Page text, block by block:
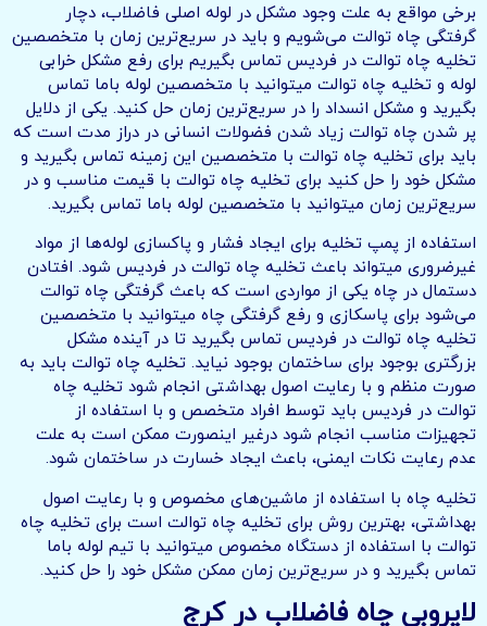
برخی مواقع به علت وجود مشکل در لوله اصلی فاضلاب، دچار
گرفتگی چاه توالت می‌شویم و باید در سریع‌ترین زمان با متخصصین
تخلیه چاه توالت در فردیس تماس بگیریم برای رفع مشکل خرابی
لوله و تخلیه چاه توالت میتوانید با متخصصین لوله باما تماس
بگیرید و مشکل انسداد را در سریع‌ترین زمان حل کنید. یکی از دلایل
پر شدن چاه توالت زیاد شدن فضولات انسانی در دراز مدت است که
باید برای تخلیه چاه توالت با متخصصین این زمینه تماس بگیرید و
مشکل خود را حل کنید برای تخلیه چاه توالت با قیمت مناسب و در
سریع‌ترین زمان میتوانید با متخصصین لوله باما تماس بگیرید.
استفاده از پمپ تخلیه برای ایجاد فشار و پاکسازی لوله‌ها از مواد
غیرضروری میتواند باعث تخلیه چاه توالت در فردیس شود. افتادن
دستمال در چاه یکی از مواردی است که باعث گرفتگی چاه توالت
می‌شود برای پاسکازی و رفع گرفتگی چاه میتوانید با متخصصین
تخلیه چاه توالت در فردیس تماس بگیرید تا در آینده مشکل
بزرگتری بوجود برای ساختمان بوجود نیاید. تخلیه چاه توالت باید به
صورت منظم و با رعایت اصول بهداشتی انجام شود تخلیه چاه
توالت در فردیس باید توسط افراد متخصص و با استفاده از
تجهیزات مناسب انجام شود درغیر اینصورت ممکن است به علت
عدم رعایت نکات ایمنی، باعث ایجاد خسارت در ساختمان شود.
تخلیه چاه با استفاده از ماشین‌های مخصوص و با رعایت اصول
بهداشتی، بهترین روش برای تخلیه چاه توالت است برای تخلیه چاه
توالت با استفاده از دستگاه مخصوص میتوانید با تیم لوله باما
تماس بگیرید و در سریع‌ترین زمان ممکن مشکل خود را حل کنید.
لایروبی چاه فاضلاب در کرج